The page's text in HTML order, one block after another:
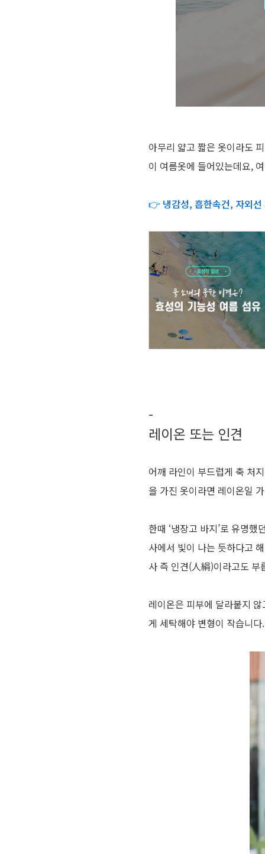
아무리 얇고 짧은 옷이라도
이 여름옷에 들어있는데요,
👉 냉감성, 흡한속건, 자외선
-
레이온 또는 인견
어깨 라인이 부드럽게 축 처
을 가진 옷이라면 레이온일
한때 ‘냉장고 바지’로 유명
사에서 빛이 나는 듯하다고
사 즉 인견(人絹)이라고도 부
레이온은 피부에 달라붙지
게 세탁해야 변형이 작습니